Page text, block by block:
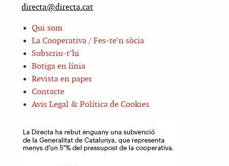
directa@directa.cat
Qui som
La Cooperativa / Fes-te’n sòcia
Subscriu-t’hi
Botiga en línia
Revista en paper
Contacte
Avis Legal & Política de Cookies